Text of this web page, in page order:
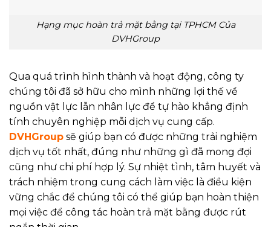
Hạng mục hoàn trả mặt bằng tại TPHCM Của
DVHGroup
Qua quá trình hình thành và hoạt động, công ty
chúng tôi đã sở hữu cho mình những lợi thế về
nguồn vật lực lẫn nhân lực để tự hào khẳng định
tính chuyên nghiệp mỗi dịch vụ cung cấp.
DVHGroup sẽ giúp bạn có được những trải nghiệm
dịch vụ tốt nhất, đúng như những gì đã mong đợi
cũng như chi phí hợp lý. Sự nhiệt tình, tâm huyết và
trách nhiệm trong cung cách làm việc là điều kiện
vững chắc để chúng tôi có thể giúp bạn hoàn thiện
mọi việc để công tác hoàn trả mặt bằng được rút